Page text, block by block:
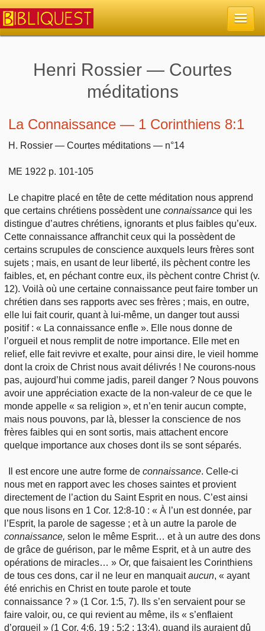
Retour à l'accueil
Quoi de neuf sur Bibliquest
Librairies, éditeurs
Autres sites chrétiens
Outils
Paramètres
La Bible
Rechercher (concordance)
Au sujet de la Bible
Études et commentaires par passage
Versets Classés
Lecture Journalière
Sujets
Tous les sujets
Dieu
La Bible
L'Évangile, le Salut
Mort, résurrection
L'Église, l'Assemblée
Prophétie
Sanctification
Vie pratique
Sujets de A à Z
Études et commentaires par passage
Personnages bibliques
Édification
Commentaires journaliers
COURS Bibliques - GUIDES de lecture
Pour débuter
Recherche
Rechercher dans le site
Sujets de A à Z
Ouvrages de A à Z
Auteurs de A à Z
Rechercher dans la Bible
Études et commentaires par passage
Dictionnaires bibliques
En bref
Sommaires
Aperçus Livres de la Bible
Autres FAQ
Henri Rossier — Courtes
méditations
La Connaissance — 1 Corinthiens 8:1
H. Rossier — Courtes méditations — n°14
ME 1922 p. 101-105
Le chapitre placé en tête de cette méditation nous apprend
que certains chrétiens possèdent une connaissance qui les
distingue d’autres chrétiens, ignorants et plus faibles qu’eux.
Cette connaissance affranchit ceux qui la possèdent de
certains scrupules de conscience auxquels leurs frères sont
sujets ; mais, en usant de leur liberté, ils pèchent contre les
faibles, et, en péchant contre eux, ils pèchent contre Christ (v.
12). Voilà où une certaine connaissance peut faire tomber un
chrétien dans ses rapports avec ses frères ; mais, en outre,
elle lui fait courir, quant à lui-même, un danger tout aussi
positif : « La connaissance enfle ». Elle nous donne de
l’orgueil et nous remplit de notre importance. Elle met en
relief, elle fait revivre et exalte, pour ainsi dire, le vieil homme
dont la croix de Christ nous avait délivrés ! Ne courons-nous
pas, aujourd’hui comme jadis, pareil danger ? Nous pouvons
avoir une appréciation exacte de la non-valeur de ce que le
monde appelle « sa religion », et n’en tenir aucun compte,
mais nous pouvons, par là, blesser la conscience de nos
frères faibles qui en sont sortis, mais attachent encore
quelque importance aux choses dont ils se sont séparés.
Il est encore une autre forme deconnaissance. Celle-ci
nous met en rapport avec les choses saintes et provient
directement de l’action du Saint Esprit en nous. C’est ainsi
que nous lisons en 1 Cor. 12:8-10 : « À l’un est donnée, par
l’Esprit, la parole de sagesse ; et à un autre la parole de
connaissance, selon le même Esprit… et à un autre des dons
de grâce de guérison, par le même Esprit, et à un autre des
opérations de miracles… » Or, que faisaient les Corinthiens
de tous ces dons, car il ne leur en manquaitaucun, « ayant
été enrichis en Christ en toute parole et toute
connaissance ? » (1 Cor. 1:5, 7). Ils s’en servaient pour se
faire valoir, ou, ce qui revient au même, ils « s’enflaient
d’orgueil » (1 Cor. 4:6, 19 ; 5:2 ; 13:4), quand ils auraient dû